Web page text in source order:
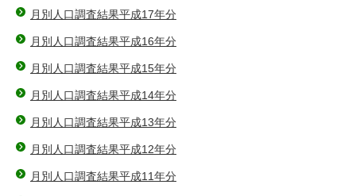
月別人口調査結果平成17年分
月別人口調査結果平成16年分
月別人口調査結果平成15年分
月別人口調査結果平成14年分
月別人口調査結果平成13年分
月別人口調査結果平成12年分
月別人口調査結果平成11年分